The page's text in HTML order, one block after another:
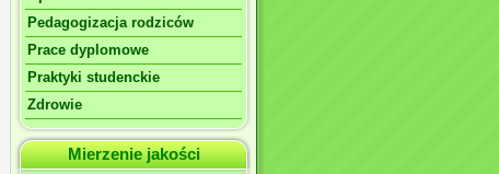
Pedagogizacja rodziców
Prace dyplomowe
Praktyki studenckie
Zdrowie
Mierzenie jakości